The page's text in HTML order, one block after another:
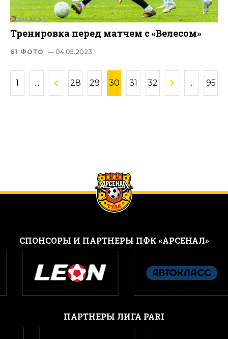
Тренировка перед матчем с «Велесом»
61 ФОТО — 04.05.2023
1 ... 28 29 30 31 32 ... 95
CПОНСОРЫ И ПАРТНЕРЫ ПФК «АРСЕНАЛ»
ПАРТНЕРЫ ЛИГА PARI